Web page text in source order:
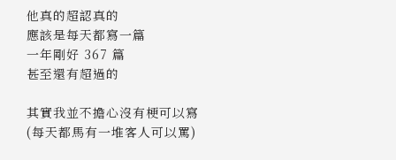
他真的超認真的
應該是每天都寫一篇
一年剛好 367 篇
甚至還有超過的
其實我並不擔心沒有梗可以寫
(每天都馬有一堆客人可以罵)